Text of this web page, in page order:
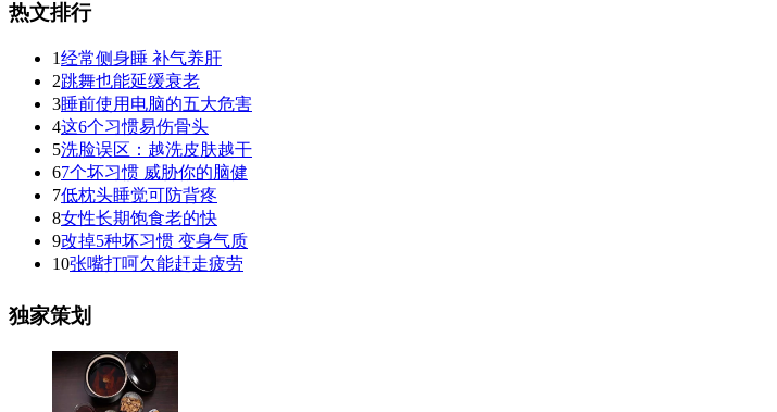
热文排行
1经常侧身睡 补气养肝
2跳舞也能延缓衰老
3睡前使用电脑的五大危害
4这6个习惯易伤骨头
5洗脸误区：越洗皮肤越干
67个坏习惯 威胁你的脑健
7低枕头睡觉可防背疼
8女性长期饱食老的快
9改掉5种坏习惯 变身气质
10张嘴打呵欠能赶走疲劳
独家策划